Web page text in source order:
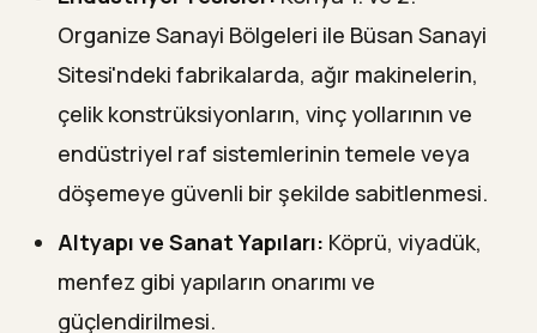
Organize Sanayi Bölgeleri ile Büsan Sanayi
Sitesi'ndeki fabrikalarda, ağır makinelerin,
çelik konstrüksiyonların, vinç yollarının ve
endüstriyel raf sistemlerinin temele veya
döşemeye güvenli bir şekilde sabitlenmesi.
Altyapı ve Sanat Yapıları: Köprü, viyadük,
menfez gibi yapıların onarımı ve
güçlendirilmesi.